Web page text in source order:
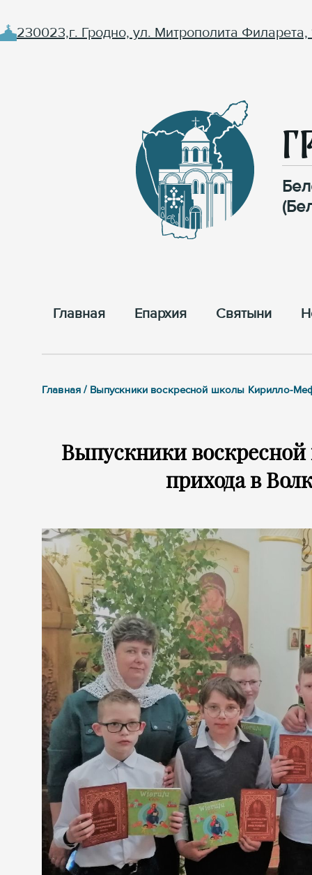
230023,г. Гродно, ул. Митрополита Филарета,
Главная Епархия Cвятыни
Главная / Выпускники воскресной школы Кирилло-
Выпускники
прихода в